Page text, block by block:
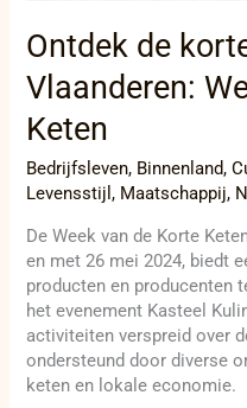
Ontdek de
Vlaanderen:
Keten
Bedrijfsleven, Binnenland,
Levensstijl, Maatschappij,
De Week van de Korte
en met 26 mei 2024, biedt
producten en producenten
het evenement Kasteel
activiteiten verspreid over
ondersteund door diverse
keten en lokale economie.